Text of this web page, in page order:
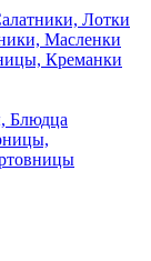
Лотки
Масленки
Креманки
Блюдца